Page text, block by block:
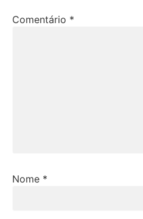
Comentário *
Nome *